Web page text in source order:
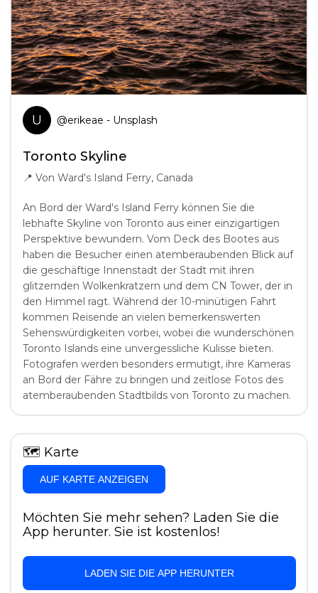
U @erikeae - Unsplash
Toronto Skyline
📍 Von Ward's Island Ferry, Canada
An Bord der Ward's Island Ferry können Sie die
lebhafte Skyline von Toronto aus einer einzigartigen
Perspektive bewundern. Vom Deck des Bootes aus
haben die Besucher einen atemberaubenden Blick auf
die geschäftige Innenstadt der Stadt mit ihren
glitzernden Wolkenkratzern und dem CN Tower, der in
den Himmel ragt. Während der 10-minütigen Fahrt
kommen Reisende an vielen bemerkenswerten
Sehenswürdigkeiten vorbei, wobei die wunderschönen
Toronto Islands eine unvergessliche Kulisse bieten.
Fotografen werden besonders ermutigt, ihre Kameras
an Bord der Fähre zu bringen und zeitlose Fotos des
atemberaubenden Stadtbilds von Toronto zu machen.
🗺 Karte
AUF KARTE ANZEIGEN
Möchten Sie mehr sehen? Laden Sie die
App herunter. Sie ist kostenlos!
LADEN SIE DIE APP HERUNTER